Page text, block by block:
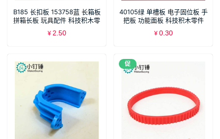
B185 长扣板 153758蓝 长箱板
拼箱长板 玩具配件 科技积木零
件
¥ 2.50
40105绿 单槽板 电子固位板 手
把板 功能面板 科技积木零件
¥ 0.30
促